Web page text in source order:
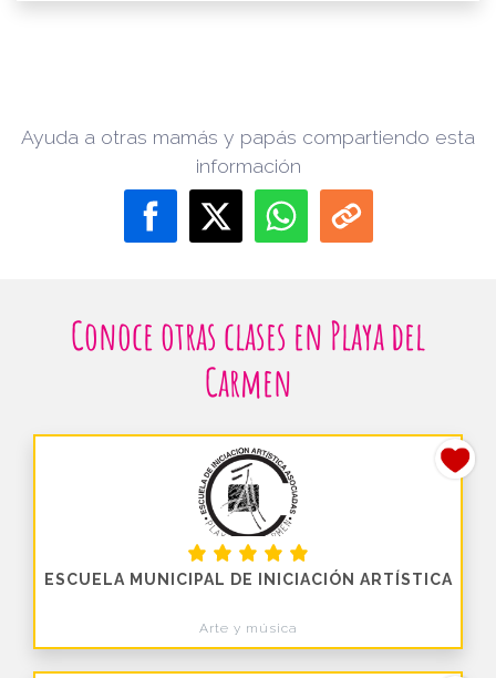
Ayuda a otras mamás y papás compartiendo esta
información
Conoce otras clases en Playa del
Carmen
ESCUELA MUNICIPAL DE INICIACIÓN ARTÍSTICA
Arte y música